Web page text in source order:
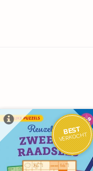
BEST
VERKOCHT